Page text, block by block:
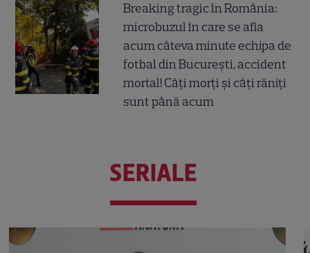
Breaking tragic în România:
microbuzul în care se afla
acum câteva minute echipa de
fotbal din București, accident
mortal! Câți morți și câți răniți
sunt până acum
SERIALE